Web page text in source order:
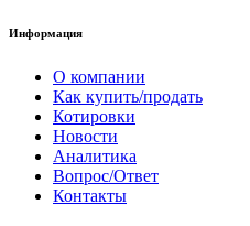
Информация
О компании
Как купить/продать
Котировки
Новости
Аналитика
Вопрос/Ответ
Контакты